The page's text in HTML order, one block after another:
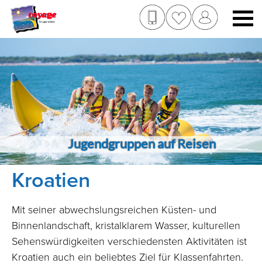
Jugendgruppen auf Reisen
Kroatien
Mit seiner abwechslungsreichen Küsten- und
Binnenlandschaft, kristalklarem Wasser, kulturellen
Sehenswürdigkeiten verschiedensten Aktivitäten ist
Kroatien auch ein beliebtes Ziel für Klassenfahrten.